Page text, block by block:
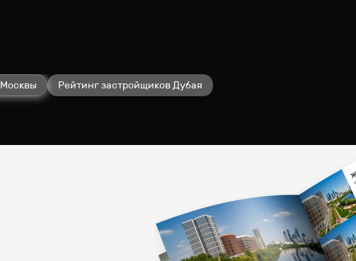
Рейтинг застройщиков Дубая